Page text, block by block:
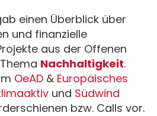
einen Überblick über
und finanzielle
aus der Offenen
Nachhaltigkeit.
OeAD & Europäisches
und Südwind
bzw. Calls vor.